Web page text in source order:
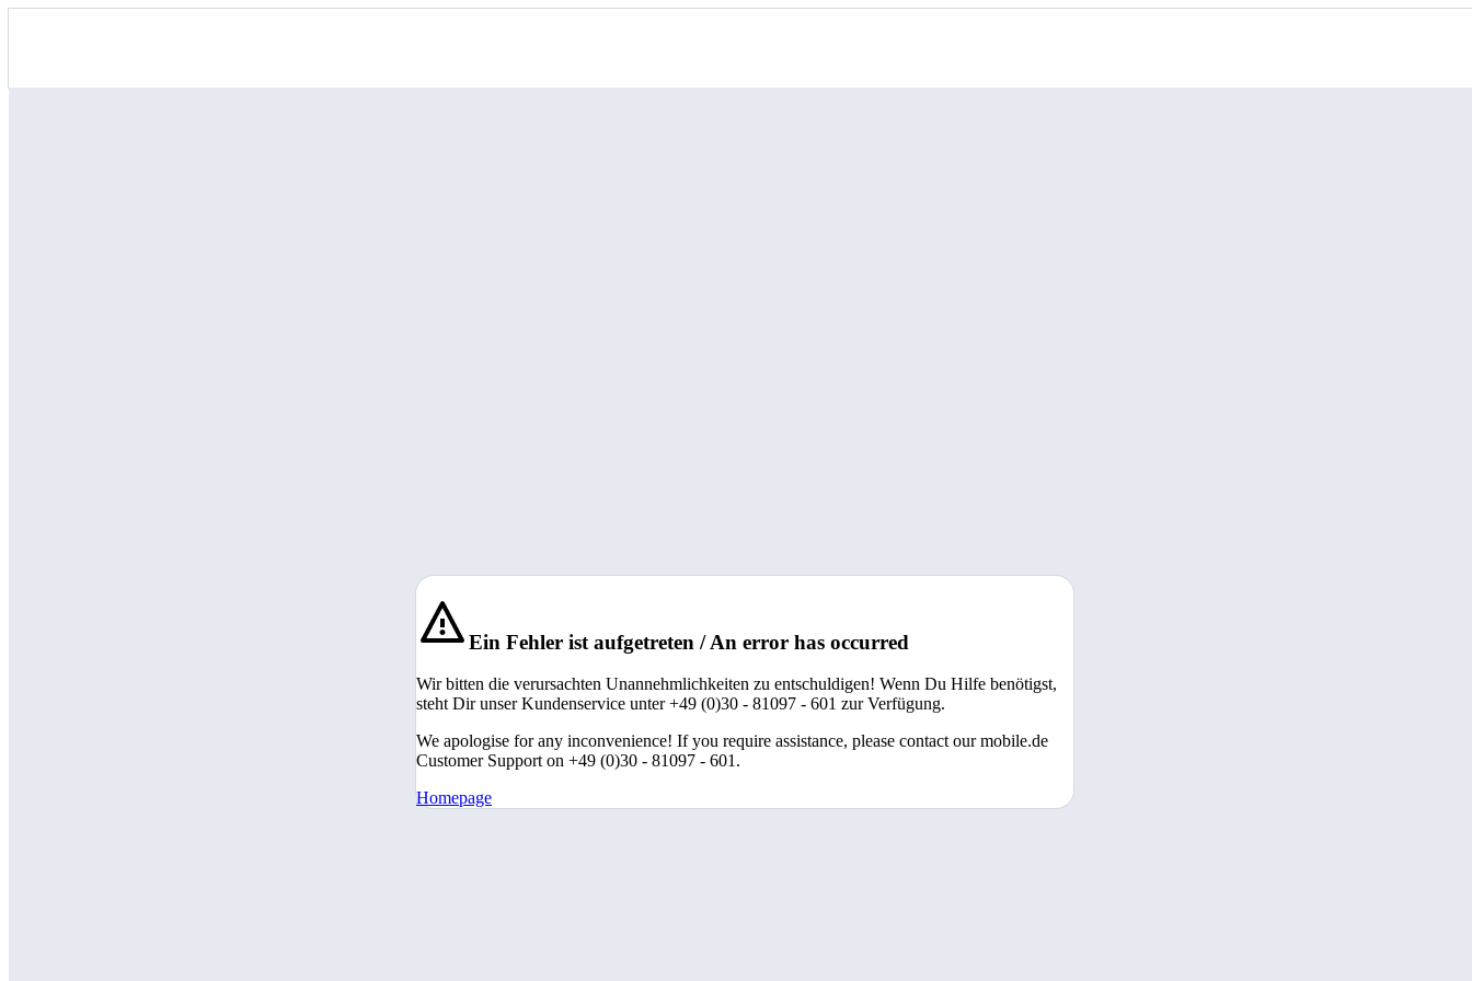
Ein Fehler ist aufgetreten / An error has occurred
Wir bitten die verursachten Unannehmlichkeiten zu entschuldigen! Wenn Du Hilfe benötigst,
steht Dir unser Kundenservice unter +49 (0)30 - 81097 - 601 zur Verfügung.
We apologise for any inconvenience! If you require assistance, please contact our mobile.de
Customer Support on +49 (0)30 - 81097 - 601.
Homepage